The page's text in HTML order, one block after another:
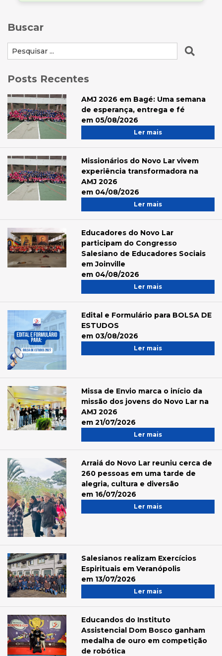
Buscar
Posts Recentes
AMJ 2026 em Bagé: Uma semana
de esperança, entrega e fé
em 05/08/2026
Ler mais
Missionários do Novo Lar vivem
experiência transformadora na
AMJ 2026
em 04/08/2026
Ler mais
Educadores do Novo Lar
participam do Congresso
Salesiano de Educadores Sociais
em Joinville
em 04/08/2026
Ler mais
Edital e Formulário para BOLSA DE
ESTUDOS
em 03/08/2026
Ler mais
Missa de Envio marca o início da
missão dos jovens do Novo Lar na
AMJ 2026
em 21/07/2026
Ler mais
Arraiá do Novo Lar reuniu cerca de
260 pessoas em uma tarde de
alegria, cultura e diversão
em 16/07/2026
Ler mais
Salesianos realizam Exercícios
Espirituais em Veranópolis
em 13/07/2026
Ler mais
Educandos do Instituto
Assistencial Dom Bosco ganham
medalha de ouro em competição
de robótica